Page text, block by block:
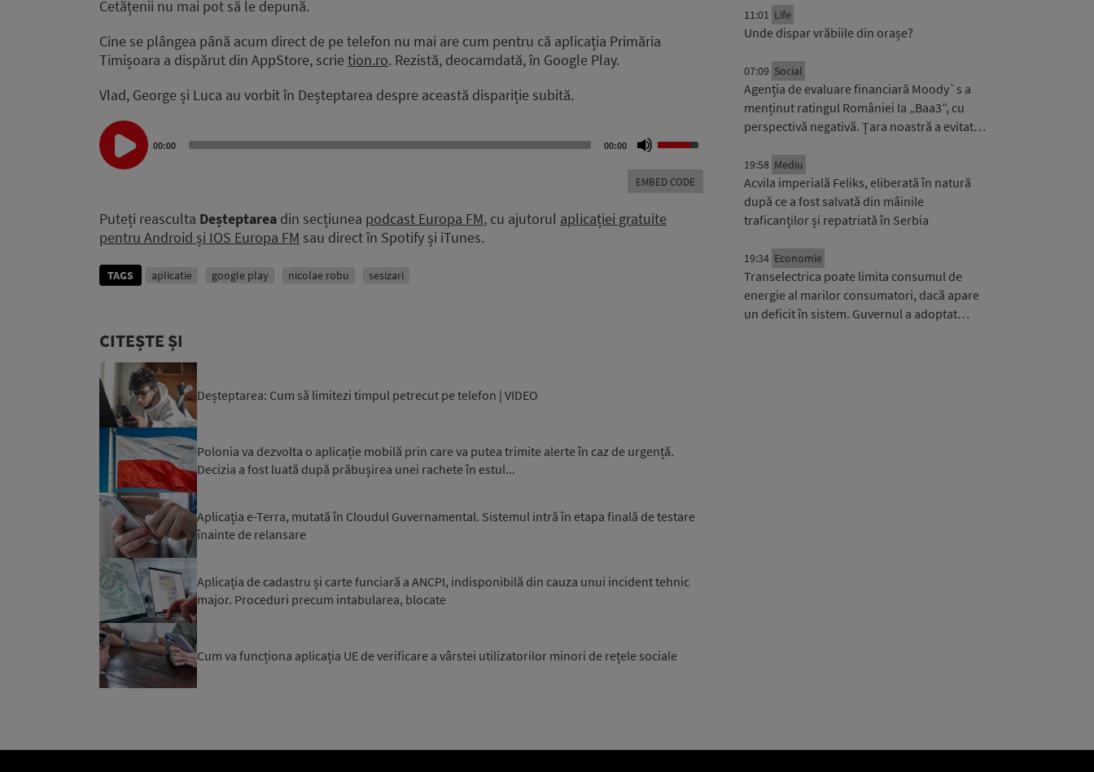
Cetățenii nu mai pot să le depună.
Cine se plângea până acum direct de pe telefon nu mai are cum pentru că aplicația Primăria
Timișoara a dispărut din AppStore, scrie tion.ro. Rezistă, deocamdată, în Google Play.
Vlad, George și Luca au vorbit în Deșteptarea despre această dispariție subită.
Audio
Player
00:00 00:00
Up/Down
keys
increase
EMBED CODE
Puteți reasculta Deșteptarea din secțiunea podcast Europa FM, cu ajutorul aplicației gratuite
pentru Android și IOS Europa FM sau direct în Spotify și iTunes.
TAGS aplicatie google play nicolae robu sesizari
CITEȘTE ȘI
Deșteptarea: Cum să limitezi timpul petrecut pe telefon | VIDEO
Polonia va dezvolta o aplicație mobilă prin care va putea trimite alerte în caz de urgență.
Decizia a fost luată după prăbușirea unei rachete în estul...
Aplicația e-Terra, mutată în Cloudul Guvernamental. Sistemul intră în etapa finală de testare
înainte de relansare
Aplicația de cadastru și carte funciară a ANCPI, indisponibilă din cauza unui incident tehnic
major. Proceduri precum intabularea, blocate
Cum va funcționa aplicația UE de verificare a vârstei utilizatorilor minori de rețele sociale
11:01 Life
Unde dispar vrăbiile din orașe?
07:09 Social
Agenția de evaluare financiară Moody`s a
menținut ratingul României la „Baa3”, cu
perspectivă negativă. Țara noastră a evitat…
19:58 Mediu
Acvila imperială Feliks, eliberată în natură
după ce a fost salvată din mâinile
traficanților și repatriată în Serbia
19:34 Economie
Transelectrica poate limita consumul de
energie al marilor consumatori, dacă apare
un deficit în sistem. Guvernul a adoptat…